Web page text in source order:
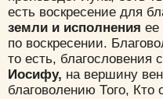
есть воскресение для
земли и исполнения ее
по воскресении.
то есть, благословения
Иосифу, на вершину
благоволению Того, Кто